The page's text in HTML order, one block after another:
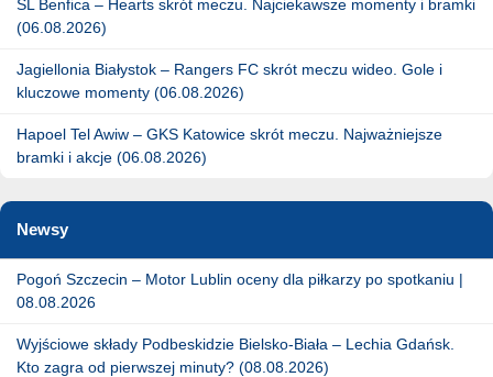
SL Benfica – Hearts skrót meczu. Najciekawsze momenty i bramki
(06.08.2026)
Jagiellonia Białystok – Rangers FC skrót meczu wideo. Gole i
kluczowe momenty (06.08.2026)
Hapoel Tel Awiw – GKS Katowice skrót meczu. Najważniejsze
bramki i akcje (06.08.2026)
Newsy
Pogoń Szczecin – Motor Lublin oceny dla piłkarzy po spotkaniu |
08.08.2026
Wyjściowe składy Podbeskidzie Bielsko-Biała – Lechia Gdańsk.
Kto zagra od pierwszej minuty? (08.08.2026)